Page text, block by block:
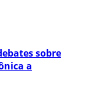
sobre
a